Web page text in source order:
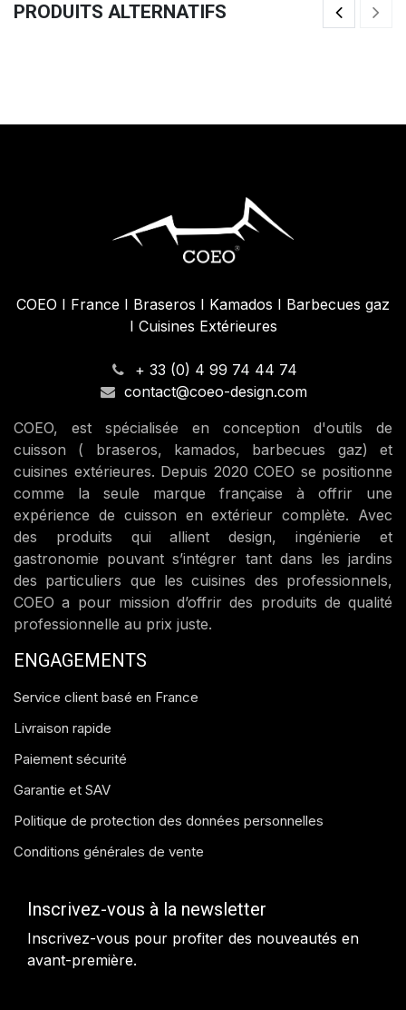
PRODUITS ALTERNATIFS
COEO I France I Braseros I Kamados I Barbecues gaz
I Cuisines Extérieures
+ 33 (0) 4 99 74 44 74
contact@coeo-design.com
COEO, est spécialisée en conception d'outils de
cuisson ( braseros, kamados, barbecues gaz) et
cuisines extérieures. Depuis 2020 COEO se positionne
comme la seule marque française à offrir une
expérience de cuisson en extérieur complète. Avec
des produits qui allient design, ingénierie et
gastronomie pouvant s’intégrer tant dans les jardins
des particuliers que les cuisines des professionnels,
COEO a pour mission d’offrir des produits de qualité
professionnelle au prix juste.
ENGAGEMENTS
Service client basé en France
Livraison rapide
Paiement sécurité
Garantie et SAV
Politique de protection des données personnelles
Conditions générales de vente
Inscrivez-vous à la newsletter
Inscrivez-vous pour profiter des nouveautés en
avant-première.